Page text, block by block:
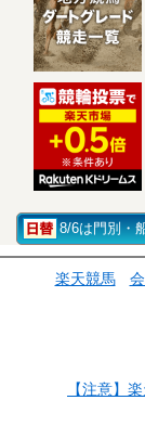
8/6は門別・
楽天競馬
【注意】